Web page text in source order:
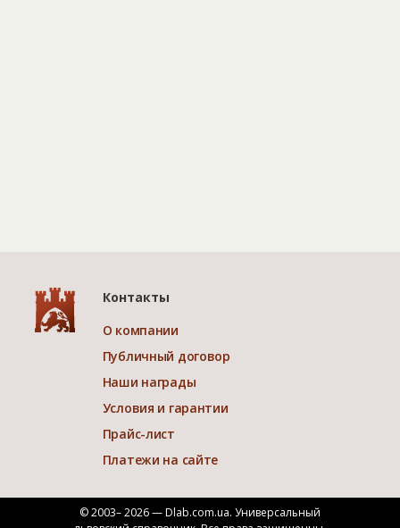
Контакты
О компании
Публичный договор
Наши награды
Условия и гарантии
Прайс-лист
Платежи на сайте
© 2003– 2026 — Dlab.com.ua. Универсальный